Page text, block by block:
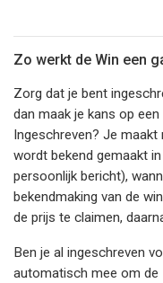
Zo werkt de Win een
Zorg dat je bent
dan maak je kans op
Ingeschreven? Je
wordt bekend gemaakt
persoonlijk bericht),
bekendmaking van de
de prijs te claimen,
Ben je al ingeschreven
automatisch mee om de